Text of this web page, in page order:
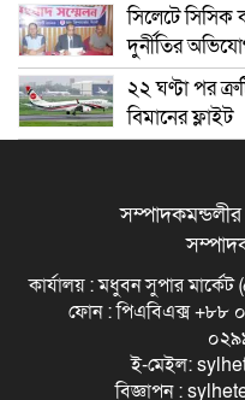
সিলেটে সিসিক
দুর্নীতির
২২ ঘণ্টা পর
বিমানের ফ্লাইট
কার্যালয় : মধুবন সুপার
ফোন : পিএবিএক্স +৮৮
ই-মেইল:
বিজ্ঞাপন :